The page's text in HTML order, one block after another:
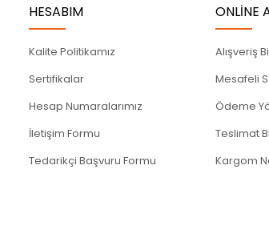
HESABIM
Kalite Politikamız
Sertifikalar
Hesap Numaralarımız
İletişim Formu
Tedarikçi Başvuru Formu
ONLİNE
Alışveriş
Mesafeli
Ödeme
Teslimat
Kargom